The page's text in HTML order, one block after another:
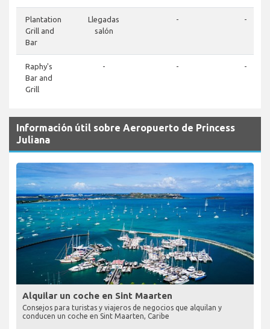
Plantation
Grill and
Bar
Llegadas
salón
- -
Raphy's
Bar and
Grill
- - -
Información útil sobre Aeropuerto de Princess
Juliana
Alquilar un coche en Sint Maarten
Consejos para turistas y viajeros de negocios que alquilan y
conducen un coche en Sint Maarten, Caribe